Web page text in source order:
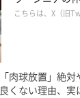
かな暮らしが
こちらは、X（旧
「肉球放置」絶
良くない理由、実